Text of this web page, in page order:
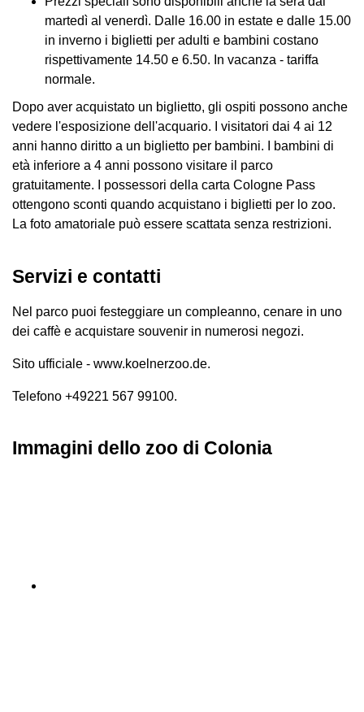
martedì al venerdì. Dalle 16.00 in estate e dalle 15.00
in inverno i biglietti per adulti e bambini costano
rispettivamente 14.50 e 6.50. In vacanza - tariffa
normale.
Dopo aver acquistato un biglietto, gli ospiti possono anche
vedere l'esposizione dell'acquario. I visitatori dai 4 ai 12
anni hanno diritto a un biglietto per bambini. I bambini di
età inferiore a 4 anni possono visitare il parco
gratuitamente. I possessori della carta Cologne Pass
ottengono sconti quando acquistano i biglietti per lo zoo.
La foto amatoriale può essere scattata senza restrizioni.
Servizi e contatti
Nel parco puoi festeggiare un compleanno, cenare in uno
dei caffè e acquistare souvenir in numerosi negozi.
Sito ufficiale - www.koelnerzoo.de.
Telefono +49221 567 99100.
Immagini dello zoo di Colonia